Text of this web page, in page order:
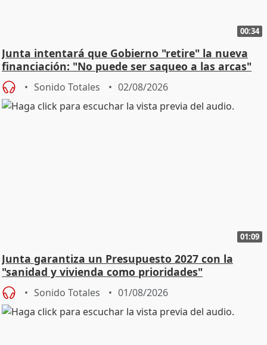
00:34
Junta intentará que Gobierno "retire" la nueva
financiación: "No puede ser saqueo a las arcas"
Sonido Totales 02/08/2026
01:09
Junta garantiza un Presupuesto 2027 con la
"sanidad y vivienda como prioridades"
Sonido Totales 01/08/2026